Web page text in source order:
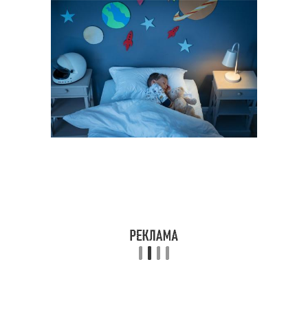
Люстра для детской
комнаты
Комнаты с люстрой
Люстры для детских
комнат
Люстры для детской
комнаты